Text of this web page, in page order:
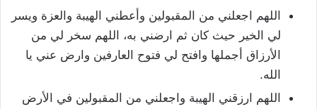
اللهم اجعلني من المقبولين وأعطني الهيبة والعزة ويسر
لي الخير حيث كان ثم ارضني به، اللهم سخر لي من
الأرزاق أجملها وافتح لي فتوح العارفين وارض عني يا
الله.
اللهم ارزقني الهيبة واجعلني من المقبولين في الأرض